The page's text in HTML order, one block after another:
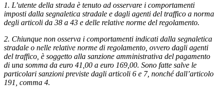
1. L’utente della strada è tenuto ad osservare i comportamenti
imposti dalla segnaletica stradale e dagli agenti del traffico a norma
degli articoli da 38 a 43 e delle relative norme del regolamento.
2. Chiunque non osserva i comportamenti indicati dalla segnaletica
stradale o nelle relative norme di regolamento, ovvero dagli agenti
del traffico, è soggetto alla sanzione amministrativa del pagamento
di una somma da euro 41,00 a euro 169,00. Sono fatte salve le
particolari sanzioni previste dagli articoli 6 e 7, nonché dall’articolo
191, comma 4.